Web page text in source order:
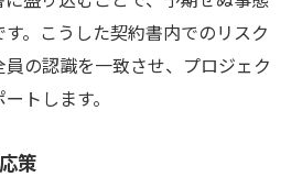
。こうした契約書内でのリスク
の認識を一致させ、プロジェク
トします。
策